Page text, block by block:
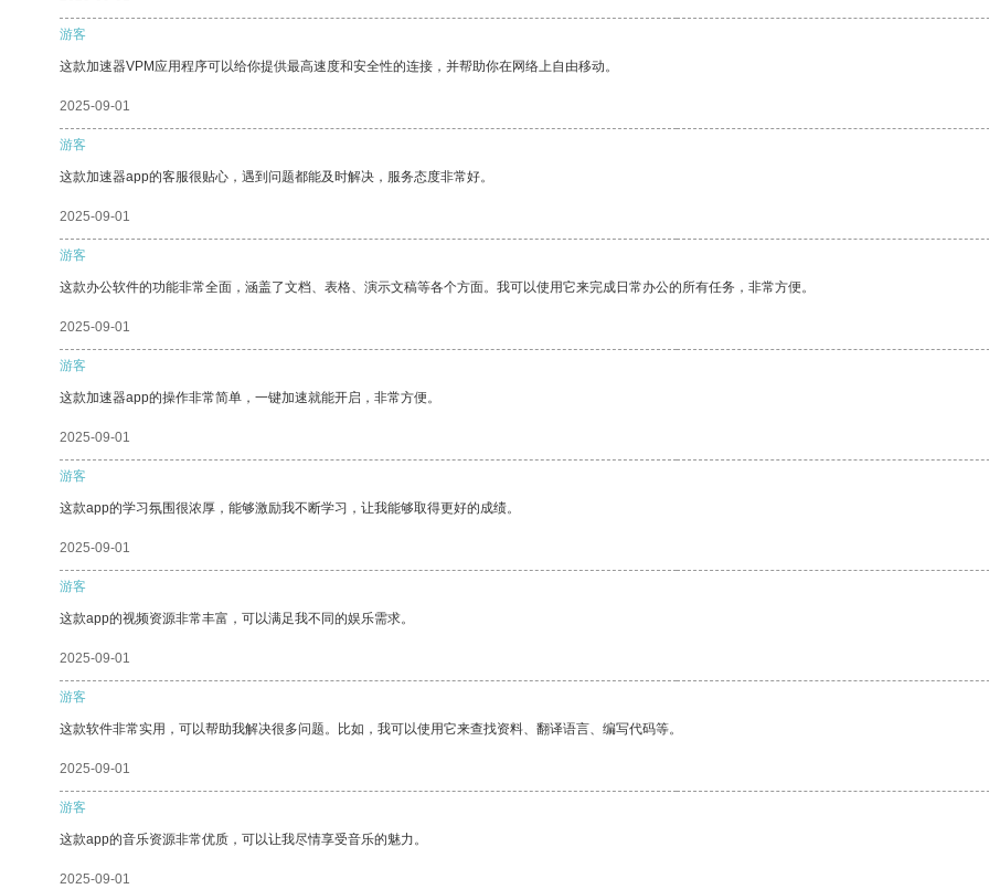
游客
这款加速器VPM应用程序可以给你提供最高速度和安全性的连接，并帮助你在网络上自由移动。
2025-09-01
游客
这款加速器app的客服很贴心，遇到问题都能及时解决，服务态度非常好。
2025-09-01
游客
这款办公软件的功能非常全面，涵盖了文档、表格、演示文稿等各个方面。我可以使用它来完成日常办公的所有任务，非常方便。
2025-09-01
游客
这款加速器app的操作非常简单，一键加速就能开启，非常方便。
2025-09-01
游客
这款app的学习氛围很浓厚，能够激励我不断学习，让我能够取得更好的成绩。
2025-09-01
游客
这款app的视频资源非常丰富，可以满足我不同的娱乐需求。
2025-09-01
游客
这款软件非常实用，可以帮助我解决很多问题。比如，我可以使用它来查找资料、翻译语言、编写代码等。
2025-09-01
游客
这款app的音乐资源非常优质，可以让我尽情享受音乐的魅力。
2025-09-01